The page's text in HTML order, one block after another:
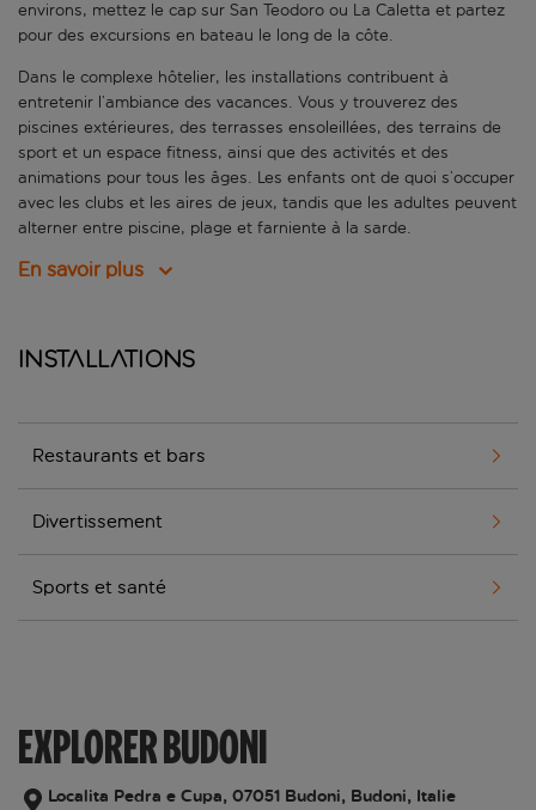
environs, mettez le cap sur San Teodoro ou La Caletta et partez
pour des excursions en bateau le long de la côte.
Dans le complexe hôtelier, les installations contribuent à
entretenir l’ambiance des vacances. Vous y trouverez des
piscines extérieures, des terrasses ensoleillées, des terrains de
sport et un espace fitness, ainsi que des activités et des
animations pour tous les âges. Les enfants ont de quoi s’occuper
avec les clubs et les aires de jeux, tandis que les adultes peuvent
alterner entre piscine, plage et farniente à la sarde.
En savoir plus
Installations
Restaurants et bars
Divertissement
Sports et santé
EXPLORER BUDONI
Localita Pedra e Cupa, 07051 Budoni, Budoni, Italie